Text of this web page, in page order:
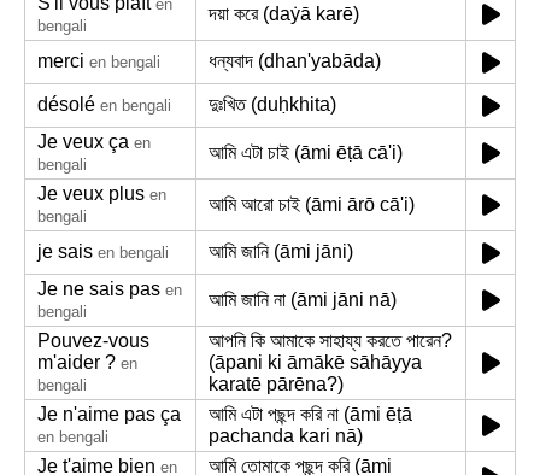
en
bengali
দয়া করে (daẏā karē)
merci en bengali ধন্যবাদ (dhan'yabāda)
désolé en bengali
দুঃখিত (duḥkhita)
Je veux ça en
bengali
আমি এটা চাই (āmi ēṭā cā'i)
Je veux plus en
bengali
আমি আরো চাই (āmi ārō cā'i)
je sais en bengali
আমি জানি (āmi jāni)
Je ne sais pas en
bengali
আমি জানি না (āmi jāni nā)
Pouvez-vous
m'aider ? en
bengali
আপনি কি আমাকে সাহায্য করতে পারেন?
(āpani ki āmākē sāhāyya
karatē pārēna?)
Je n'aime pas ça
en bengali
আমি এটা পছন্দ করি না (āmi ēṭā
pachanda kari nā)
Je t'aime bien en
আমি তোমাকে পছন্দ করি (āmi